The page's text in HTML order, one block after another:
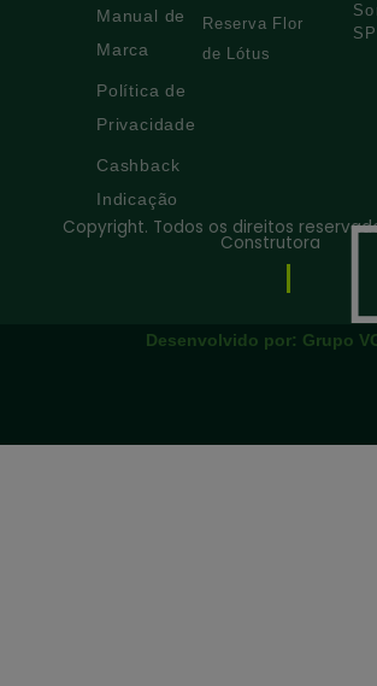
Manual de
Marca
Política de
Privacidade
Cashback
Indicação
Reserva Flor
de Lótus
SP
Copyright. Todos os direitos
Construtora
Desenvolvido por: Grupo